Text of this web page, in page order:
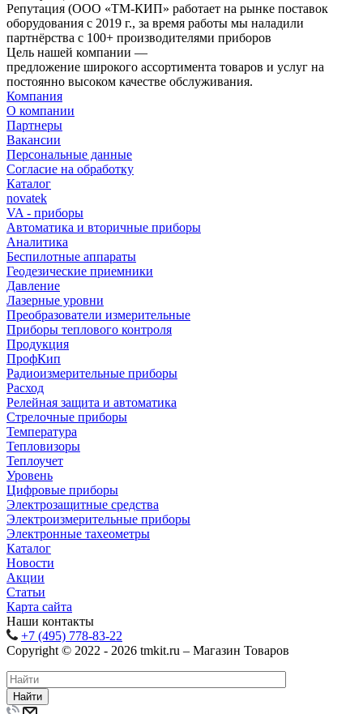
Репутация (ООО «ТМ-КИП» работает на рынке поставок
оборудования с 2019 г., за время работы мы наладили
партнёрства с 100+ производителями приборов
Цель нашей компании —
предложение широкого ассортимента товаров и услуг на
постоянно высоком качестве обслуживания.
Компания
О компании
Партнеры
Вакансии
Персональные данные
Согласие на обработку
Каталог
novatek
VA - приборы
Автоматика и вторичные приборы
Аналитика
Беспилотные аппараты
Геодезические приемники
Давление
Лазерные уровни
Преобразователи измерительные
Приборы теплового контроля
Продукция
ПрофКип
Радиоизмерительные приборы
Расход
Релейная защита и автоматика
Стрелочные приборы
Температура
Тепловизоры
Теплоучет
Уровень
Цифровые приборы
Электрозащитные средства
Электроизмерительные приборы
Электронные тахеометры
Каталог
Новости
Акции
Статьи
Карта сайта
Наши контакты
+7 (495) 778-83-22
Copyright © 2022 - 2026 tmkit.ru – Магазин Товаров
Найти